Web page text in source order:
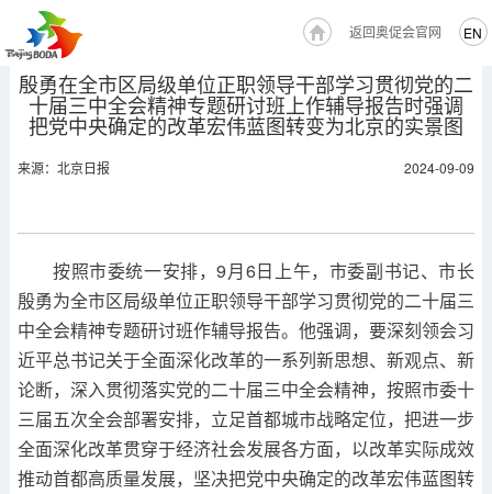
EN
返回奥促会官网
殷勇在全市区局级单位正职领导干部学习贯彻党的二
十届三中全会精神专题研讨班上作辅导报告时强调
把党中央确定的改革宏伟蓝图转变为北京的实景图
来源：北京日报 2024-09-09
按照市委统一安排，9月6日上午，市委副书记、市长
殷勇为全市区局级单位正职领导干部学习贯彻党的二十届三
中全会精神专题研讨班作辅导报告。他强调，要深刻领会习
近平总书记关于全面深化改革的一系列新思想、新观点、新
论断，深入贯彻落实党的二十届三中全会精神，按照市委十
三届五次全会部署安排，立足首都城市战略定位，把进一步
全面深化改革贯穿于经济社会发展各方面，以改革实际成效
推动首都高质量发展，坚决把党中央确定的改革宏伟蓝图转